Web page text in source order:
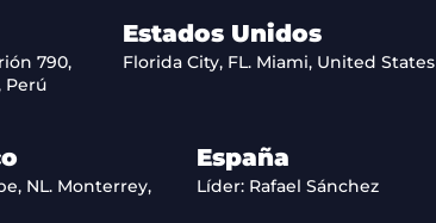
790,
Perú
Estados Unidos
Florida City, FL. Miami, United States
NL. Monterrey,
España
Líder: Rafael Sánchez